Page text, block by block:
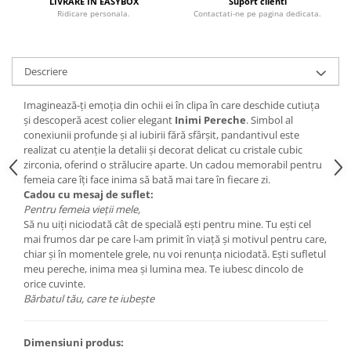
Ridicare personala. Contactati-ne pe pagina dedicata.
Descriere
Imaginează-ți emoția din ochii ei în clipa în care deschide cutiuța
și descoperă acest colier elegant Inimi Pereche. Simbol al
conexiunii profunde și al iubirii fără sfârșit, pandantivul este
realizat cu atenție la detalii și decorat delicat cu cristale cubic
zirconia, oferind o strălucire aparte. Un cadou memorabil pentru
femeia care îți face inima să bată mai tare în fiecare zi.
Cadou cu mesaj de suflet:
Pentru femeia vieții mele,
Să nu uiți niciodată cât de specială ești pentru mine. Tu ești cel
mai frumos dar pe care l-am primit în viață și motivul pentru care,
chiar și în momentele grele, nu voi renunța niciodată. Ești sufletul
meu pereche, inima mea și lumina mea. Te iubesc dincolo de
orice cuvinte.
Bărbatul tău, care te iubește
Dimensiuni produs: